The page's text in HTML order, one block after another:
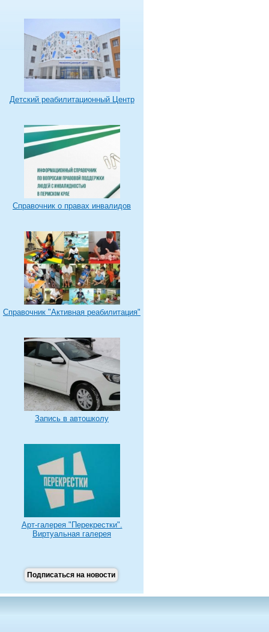
Детский реабилитационный Центр
Справочник о правах инвалидов
Справочник "Активная реабилитация"
Запись в автошколу
Арт-галерея "Перекрестки".
Виртуальная галерея
Подписаться на новости